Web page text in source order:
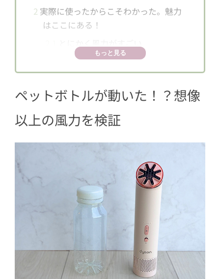
2 実際に使ったからこそわかった。魅力
はここにある！
トラベルポーチ付き！縦型だから
バッグにも入れやすい
2.3スタイリッシュ×可愛いカラーに
2.4首掛けでも卓上でも活躍！使い方
もっと見る
ペットボトルが動いた！？想像
以上の風力を検証